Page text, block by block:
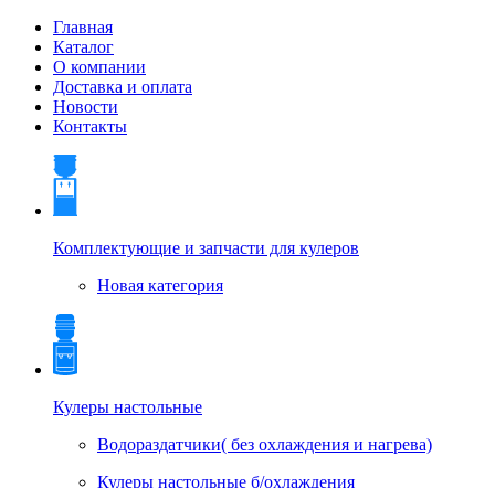
Главная
Каталог
О компании
Доставка и оплата
Новости
Контакты
Комплектующие и запчасти для кулеров
Новая категория
Кулеры настольные
Водораздатчики( без охлаждения и нагрева)
Кулеры настольные б/охлаждения